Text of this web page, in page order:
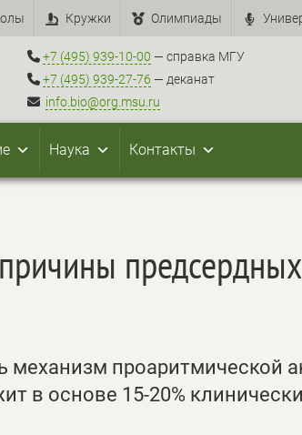
Кружки Олимпиады
+7 (495) 939-10-00 — справка МГУ
+7 (495) 939-27-76 — деканат
info.bio@org.msu.ru
Наука Контакты
проаритмической
в основе 15-20%